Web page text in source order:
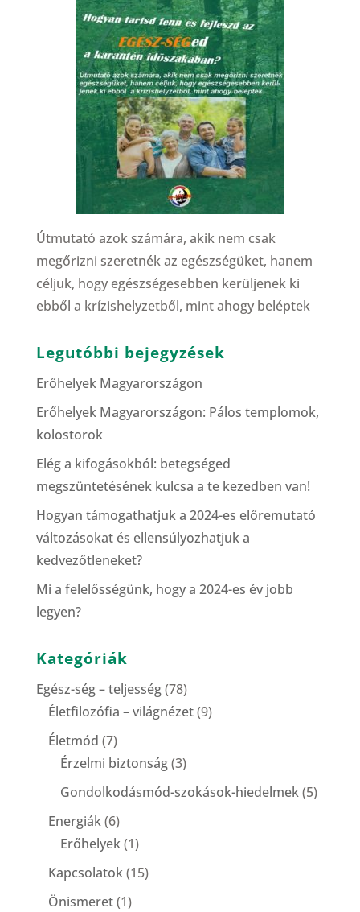
Útmutató azok számára, akik nem csak
megőrizni szeretnék az egészségüket, hanem
céljuk, hogy egészségesebben kerüljenek ki
ebből a krízishelyzetből, mint ahogy beléptek
Legutóbbi bejegyzések
Erőhelyek Magyarországon
Erőhelyek Magyarországon: Pálos templomok,
kolostorok
Elég a kifogásokból: betegséged
megszüntetésének kulcsa a te kezedben van!
Hogyan támogathatjuk a 2024-es előremutató
változásokat és ellensúlyozhatjuk a
kedvezőtleneket?
Mi a felelősségünk, hogy a 2024-es év jobb
legyen?
Kategóriák
Egész-ség – teljesség(78)
Életfilozófia – világnézet(9)
Életmód (7)
Érzelmi biztonság(3)
Gondolkodásmód-szokások-hiedelmek(5)
Energiák(6)
Erőhelyek(1)
Kapcsolatok(15)
Önismeret(1)